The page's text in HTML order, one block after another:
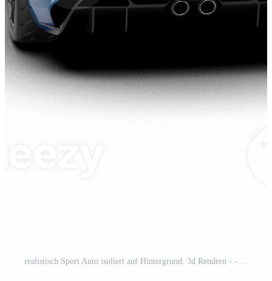
realistisch Sport Auto isoliert auf Hintergrund. 3d Rendern - - Illustration Pro PNG